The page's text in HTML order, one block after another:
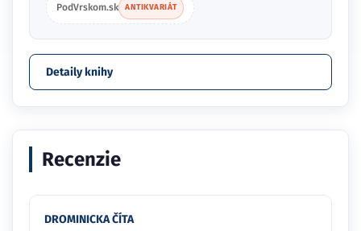
PodVrskom.sk ANTIKVARIÁT
Detaily knihy
Recenzie
DROMINICKA ČÍTA